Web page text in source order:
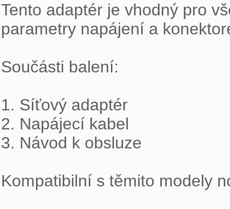
Tento adaptér je vhodný pro
parametry napájení a
Součásti balení:
1. Síťový adaptér
2. Napájecí kabel
3. Návod k obsluze
Kompatibilní s těmito modely